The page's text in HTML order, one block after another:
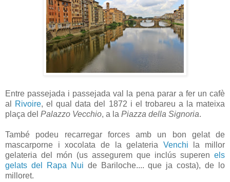
Entre passejada i passejada val la pena parar a fer un cafè
al
Rivoire, el qual data del 1872 i el trobareu a la mateixa
plaça del Palazzo Vecchio, a la Piazza della Signoria.
També podeu recarregar forces amb un bon gelat de
mascarporne i xocolata de la gelateria Venchi la millor
gelateria del món (us assegurem que inclús superen els
gelats del Rapa Nui de Bariloche.... que ja costa), de lo
milloret.